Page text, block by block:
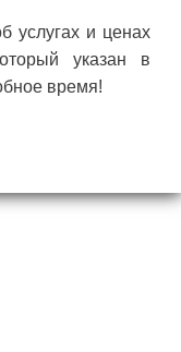
услугах и ценах
указан в
время!